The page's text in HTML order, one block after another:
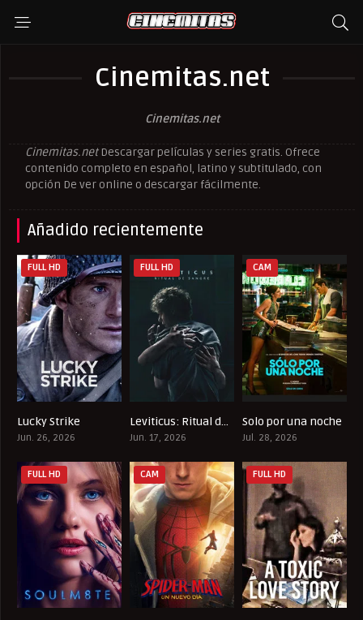
Cinemitas.net
Cinemitas.net
Cinemitas.netDescargar películas y series gratis. Ofrece
contenido completo en español, latino y subtitulado, con
opción De ver online o descargar fácilmente.
Añadido recientemente
FULL HD
Lucky Strike
Jun. 26, 2026
6.5
FULL HD
Leviticus: Ritual de sangre
Jun. 17, 2026
0
CAM
Solo por una noche
Jul. 28, 2026
FULL HD CAM FULL HD